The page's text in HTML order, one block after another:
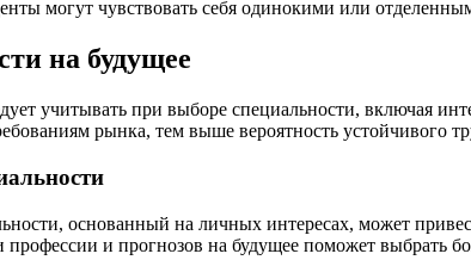
могут чувствовать себя одинокими или
на будущее
учитывать при выборе специальности, включая
рынка, тем выше вероятность устойчивого
основанный на личных интересах, может
профессии и прогнозов на будущее поможет выбрать